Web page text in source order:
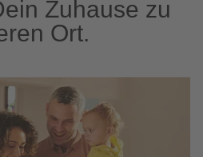
Zuhause zu
Ort.